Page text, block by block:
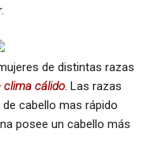
de distintas razas
clima cálido. Las razas
cabello mas rápido
posee un cabello más